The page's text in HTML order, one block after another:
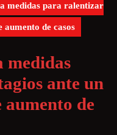
medidas para ralentizar
aumento de casos
medidas
ante un
aumento de